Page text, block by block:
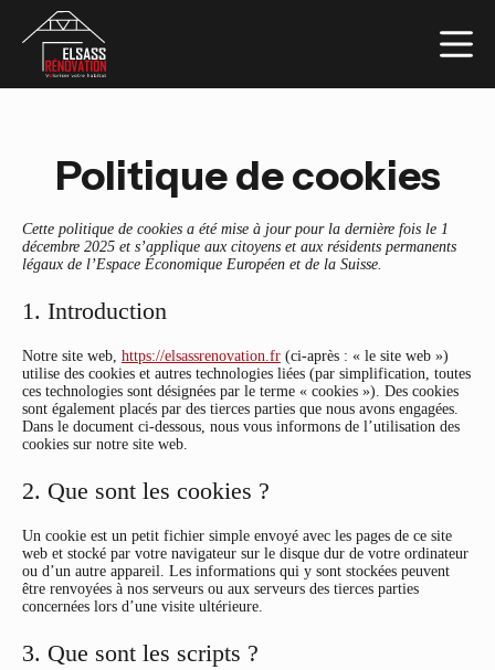
contenu
Politique de cookies
Cette politique de cookies a été mise à jour pour la dernière fois le 1
décembre 2025 et s’applique aux citoyens et aux résidents permanents
légaux de l’Espace Économique Européen et de la Suisse.
1. Introduction
Notre site web, https://elsassrenovation.fr (ci-après : « le site web »)
utilise des cookies et autres technologies liées (par simplification, toutes
ces technologies sont désignées par le terme « cookies »). Des cookies
sont également placés par des tierces parties que nous avons engagées.
Dans le document ci-dessous, nous vous informons de l’utilisation des
cookies sur notre site web.
2. Que sont les cookies ?
Un cookie est un petit fichier simple envoyé avec les pages de ce site
web et stocké par votre navigateur sur le disque dur de votre ordinateur
ou d’un autre appareil. Les informations qui y sont stockées peuvent
être renvoyées à nos serveurs ou aux serveurs des tierces parties
concernées lors d’une visite ultérieure.
3. Que sont les scripts ?